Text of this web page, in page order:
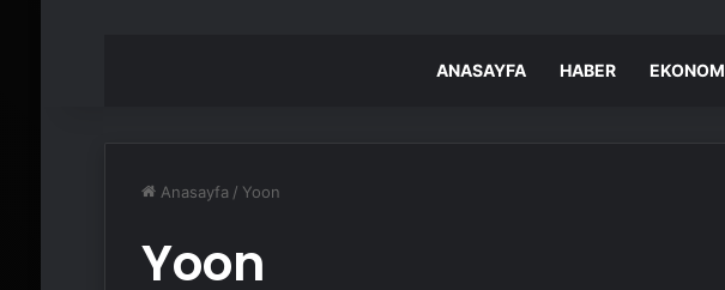
ANASAYFA HABER
Anasayfa / Yoon
Yoon